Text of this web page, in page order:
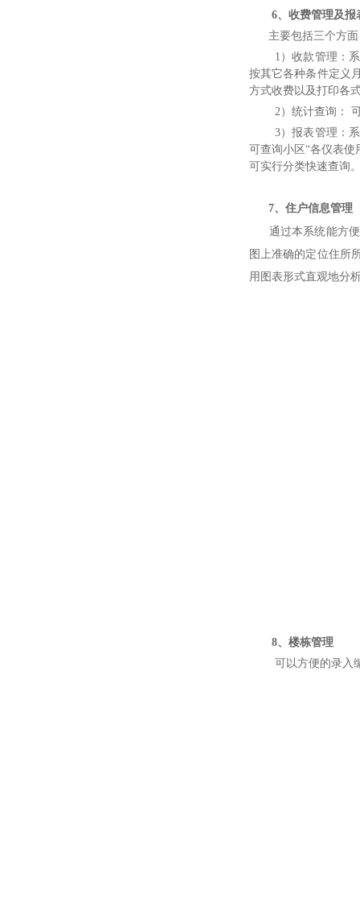
6、收费管理及报
主要包括三个方面
1）收款管理：
按其它各种条件定义
方式收费以及打印各
2）统计查询：
3）报表管理：
可查询小区“各仪表使
可实行分类快速查询
7、住户信息管理
通过本系统能方
图上准确的定位住所
用图表形式直观地分
8、 楼栋管理
可以方便的录入